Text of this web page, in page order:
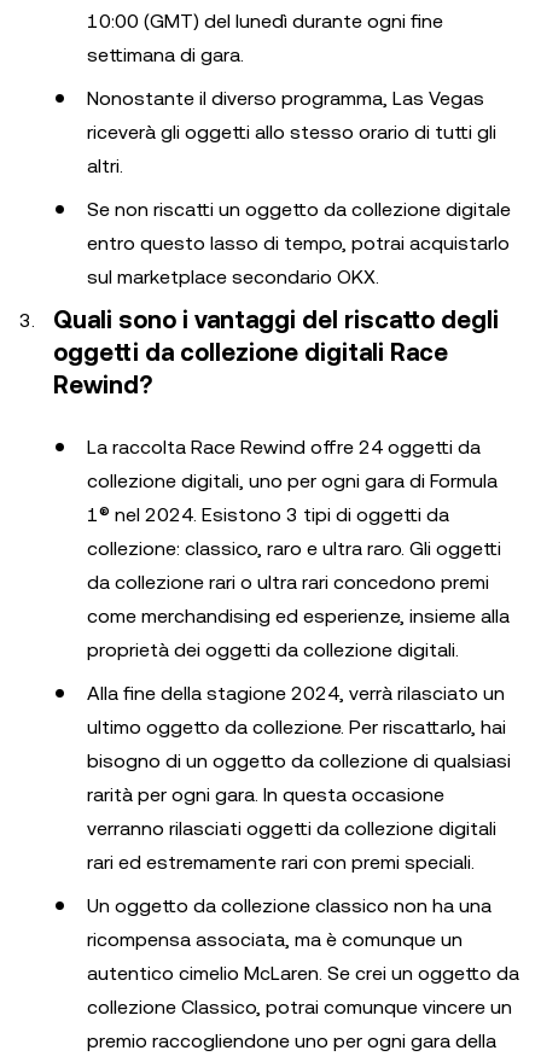
10:00 (GMT) del lunedì durante ogni fine
settimana di gara.
Nonostante il diverso programma, Las Vegas
riceverà gli oggetti allo stesso orario di tutti gli
altri.
Se non riscatti un oggetto da collezione digitale
entro questo lasso di tempo, potrai acquistarlo
sul marketplace secondario OKX.
Quali sono i vantaggi del riscatto degli
oggetti da collezione digitali Race
Rewind?
La raccolta Race Rewind offre 24 oggetti da
collezione digitali, uno per ogni gara di Formula
1® nel 2024. Esistono 3 tipi di oggetti da
collezione: classico, raro e ultra raro. Gli oggetti
da collezione rari o ultra rari concedono premi
come merchandising ed esperienze, insieme alla
proprietà dei oggetti da collezione digitali.
Alla fine della stagione 2024, verrà rilasciato un
ultimo oggetto da collezione. Per riscattarlo, hai
bisogno di un oggetto da collezione di qualsiasi
rarità per ogni gara. In questa occasione
verranno rilasciati oggetti da collezione digitali
rari ed estremamente rari con premi speciali.
Un oggetto da collezione classico non ha una
ricompensa associata, ma è comunque un
autentico cimelio McLaren. Se crei un oggetto da
collezione Classico, potrai comunque vincere un
premio raccogliendone uno per ogni gara della